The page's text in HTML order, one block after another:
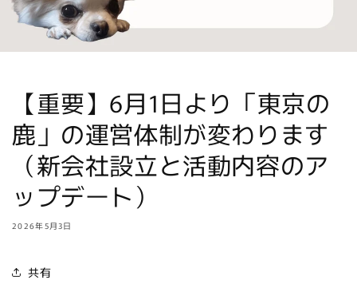
【重要】6月1日より「東京の
鹿」の運営体制が変わります
（新会社設立と活動内容のア
ップデート）
2026年5月3日
共有